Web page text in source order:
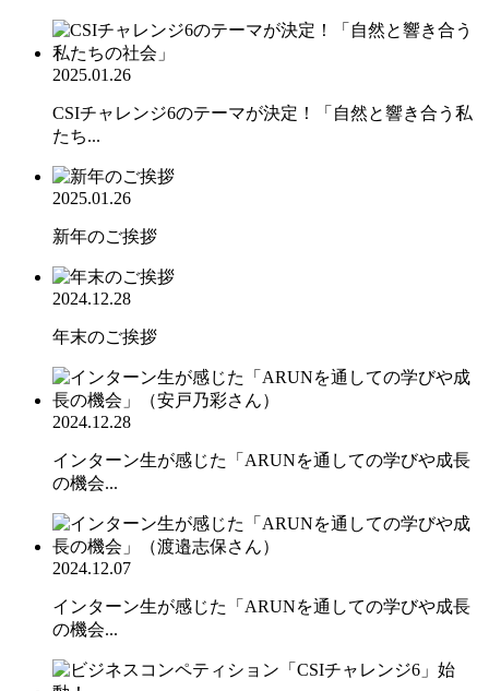
2025.01.26
CSIチャレンジ6のテーマが決定！「自然と響き合う私
たち...
2025.01.26
新年のご挨拶
2024.12.28
年末のご挨拶
2024.12.28
インターン生が感じた「ARUNを通しての学びや成長
の機会...
2024.12.07
インターン生が感じた「ARUNを通しての学びや成長
の機会...